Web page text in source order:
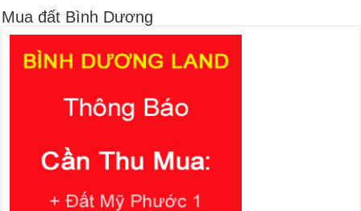
Mua đất Bình Dương